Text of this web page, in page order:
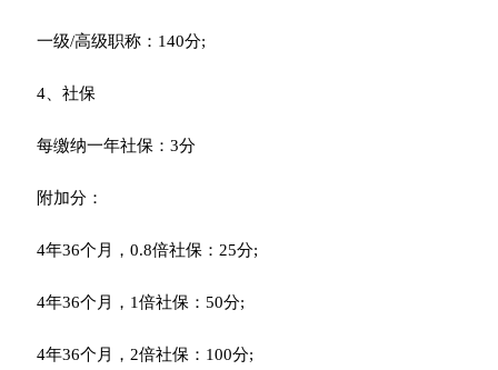
一级/高级职称：140分;
4、社保
每缴纳一年社保：3分
附加分：
4年36个月，0.8倍社保：25分;
4年36个月，1倍社保：50分;
4年36个月，2倍社保：100分;